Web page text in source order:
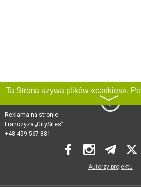
〉
Reklama na stronie
Franczyza „CitySites”
+48 459 567 881
Autorzy projektu